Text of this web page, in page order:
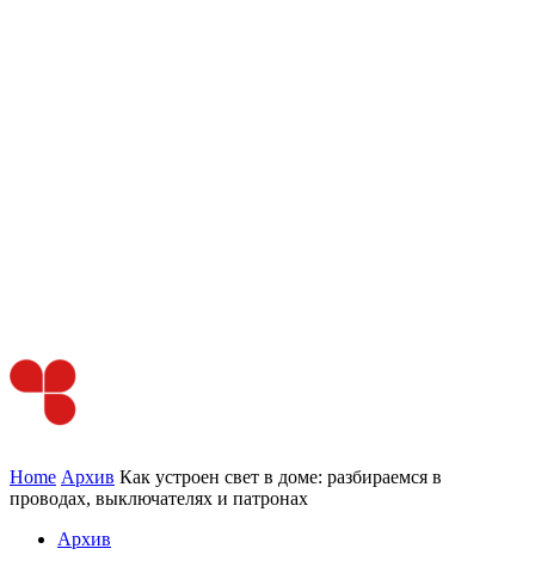
Home Архив Как устроен свет в доме: разбираемся в
проводах, выключателях и патронах
Архив